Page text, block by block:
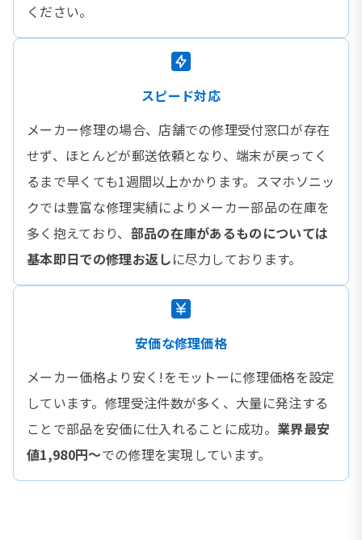
ください。
スピード対応
メーカー修理の場合、店舗での修理受付窓口が存在
せず、ほとんどが郵送依頼となり、端末が戻ってく
るまで早くても1週間以上かかります。スマホソニッ
クでは豊富な修理実績によりメーカー部品の在庫を
多く抱えており、 部品の在庫があるものについては
基本即日での修理お返しに尽力しております。
安価な修理価格
メーカー価格より安く!をモットーに修理価格を設定
しています。修理受注件数が多く、大量に発注する
ことで部品を安価に仕入れることに成功。 業界最安
値1,980円〜での修理を実現しています。